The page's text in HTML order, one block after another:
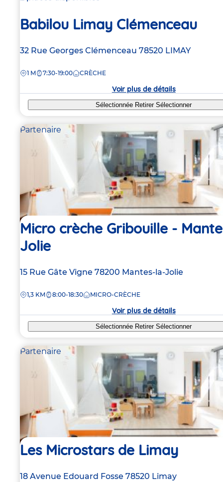
Babilou Limay Clémenceau
Adresse
la
32 Rue Georges Clémenceau 78520 LIMAY
DISTANCE
1 M 7:30-19:00 CRÈCHE
Voir plus de détails
Sélectionnée RetirerSélectionner
Partenaire
Micro crèche Gribouille -
Jolie
Adresse
la
15 Rue Gâte Vigne 78200 Mantes-la-Jolie
DISTANCE
1,3 KM 8:00-18:30 MICRO-CRÈCHE
Voir plus de détails
Sélectionnée RetirerSélectionner
Partenaire
Les Microstars de Limay
Adresse
18 Avenue Edouard Fosse 78520 Limay